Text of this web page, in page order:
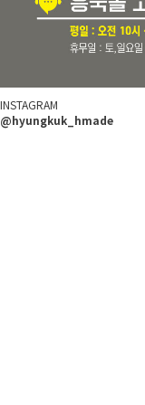
INSTAGRAM
@hyungkuk_hmade